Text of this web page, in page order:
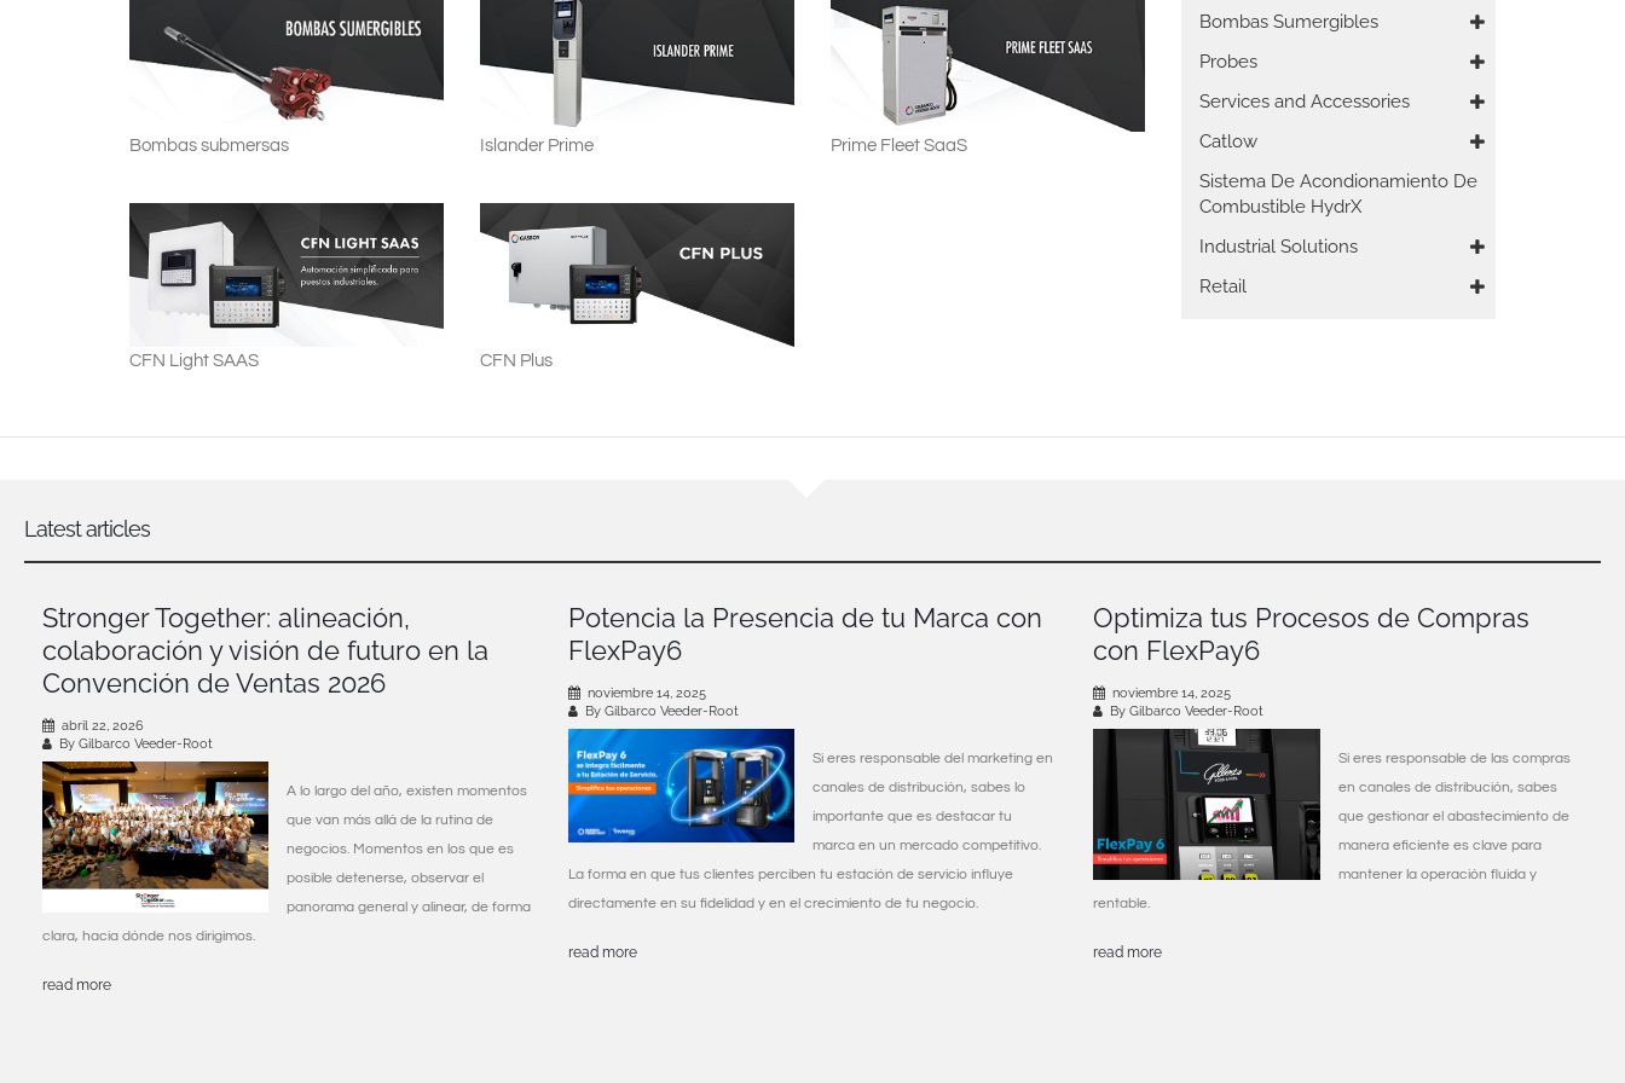
Bombas submersas Islander Prime Prime Fleet SaaS
CFN Light SAAS CFN Plus
Bombas Sumergibles
Probes
Services and Accessories
Catlow
Sistema De Acondionamiento De
Combustible HydrX
Industrial Solutions
Retail
Latest articles
Stronger Together: alineación,
colaboración y visión de futuro en la
Convención de Ventas 2026
abril 22, 2026
By Gilbarco Veeder-Root
A lo largo del año, existen momentos
que van más allá de la rutina de
negocios. Momentos en los que es
posible detenerse, observar el
panorama general y alinear, de forma
clara, hacia dónde nos dirigimos.
read more
Potencia la Presencia de tu Marca con
FlexPay6
noviembre 14, 2025
By Gilbarco Veeder-Root
Si eres responsable del marketing en
canales de distribución, sabes lo
importante que es destacar tu
marca en un mercado competitivo.
La forma en que tus clientes perciben tu estación de servicio influye
directamente en su fidelidad y en el crecimiento de tu negocio.
read more
Optimiza tus Procesos de Compras
con FlexPay6
noviembre 14, 2025
By Gilbarco Veeder-Root
Si eres responsable de las compras
en canales de distribución, sabes
que gestionar el abastecimiento de
manera eficiente es clave para
mantener la operación fluida y
rentable.
read more